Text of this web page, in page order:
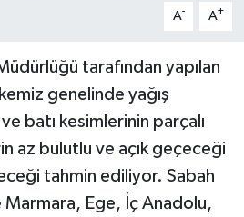
A- A+
tarafından yapılan
genelinde yağış
batı kesimlerinin parçalı
az bulutlu ve açık geçeceği
tahmin ediliyor. Sabah
Ege, İç Anadolu,